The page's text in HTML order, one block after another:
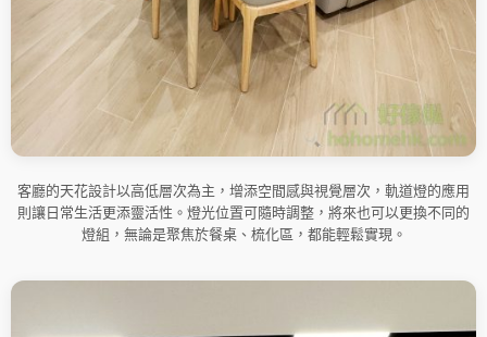
客廳的天花設計以高低層次為主，增添空間感與視覺層次，軌道燈的應用
則讓日常生活更添靈活性。燈光位置可隨時調整，將來也可以更換不同的
燈組，無論是聚焦於餐桌、梳化區，都能輕鬆實現。